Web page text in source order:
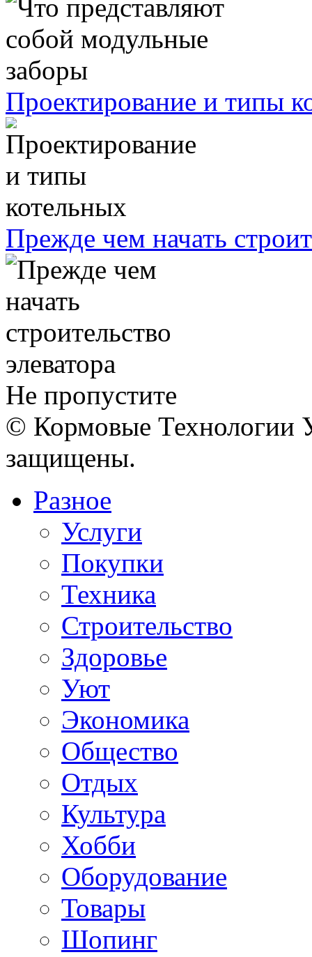
Проектирование и типы
Прежде чем начать
Не пропустите
© Кормовые Технологии
защищены.
Разное
Услуги
Покупки
Техника
Строительство
Здоровье
Уют
Экономика
Общество
Отдых
Культура
Хобби
Оборудование
Товары
Шопинг